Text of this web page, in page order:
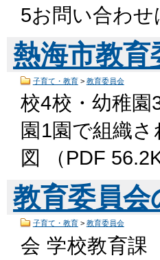
5お問い合わ
熱海市教
子育て・教育> 教育委員会
校4校・幼稚園
園1園で組織
図 （PDF
教育委員
子育て・教育> 教育委員会
会 学校教育